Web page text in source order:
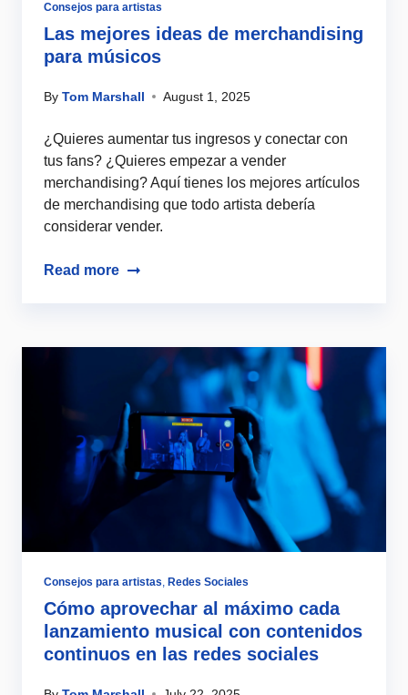
Consejos para artistas
Las mejores ideas de merchandising
para músicos
By Tom Marshall August 1, 2025
¿Quieres aumentar tus ingresos y conectar con
tus fans? ¿Quieres empezar a vender
merchandising? Aquí tienes los mejores artículos
de merchandising que todo artista debería
considerar vender.
Read more
Consejos para artistas, Redes Sociales
Cómo aprovechar al máximo cada
lanzamiento musical con contenidos
continuos en las redes sociales